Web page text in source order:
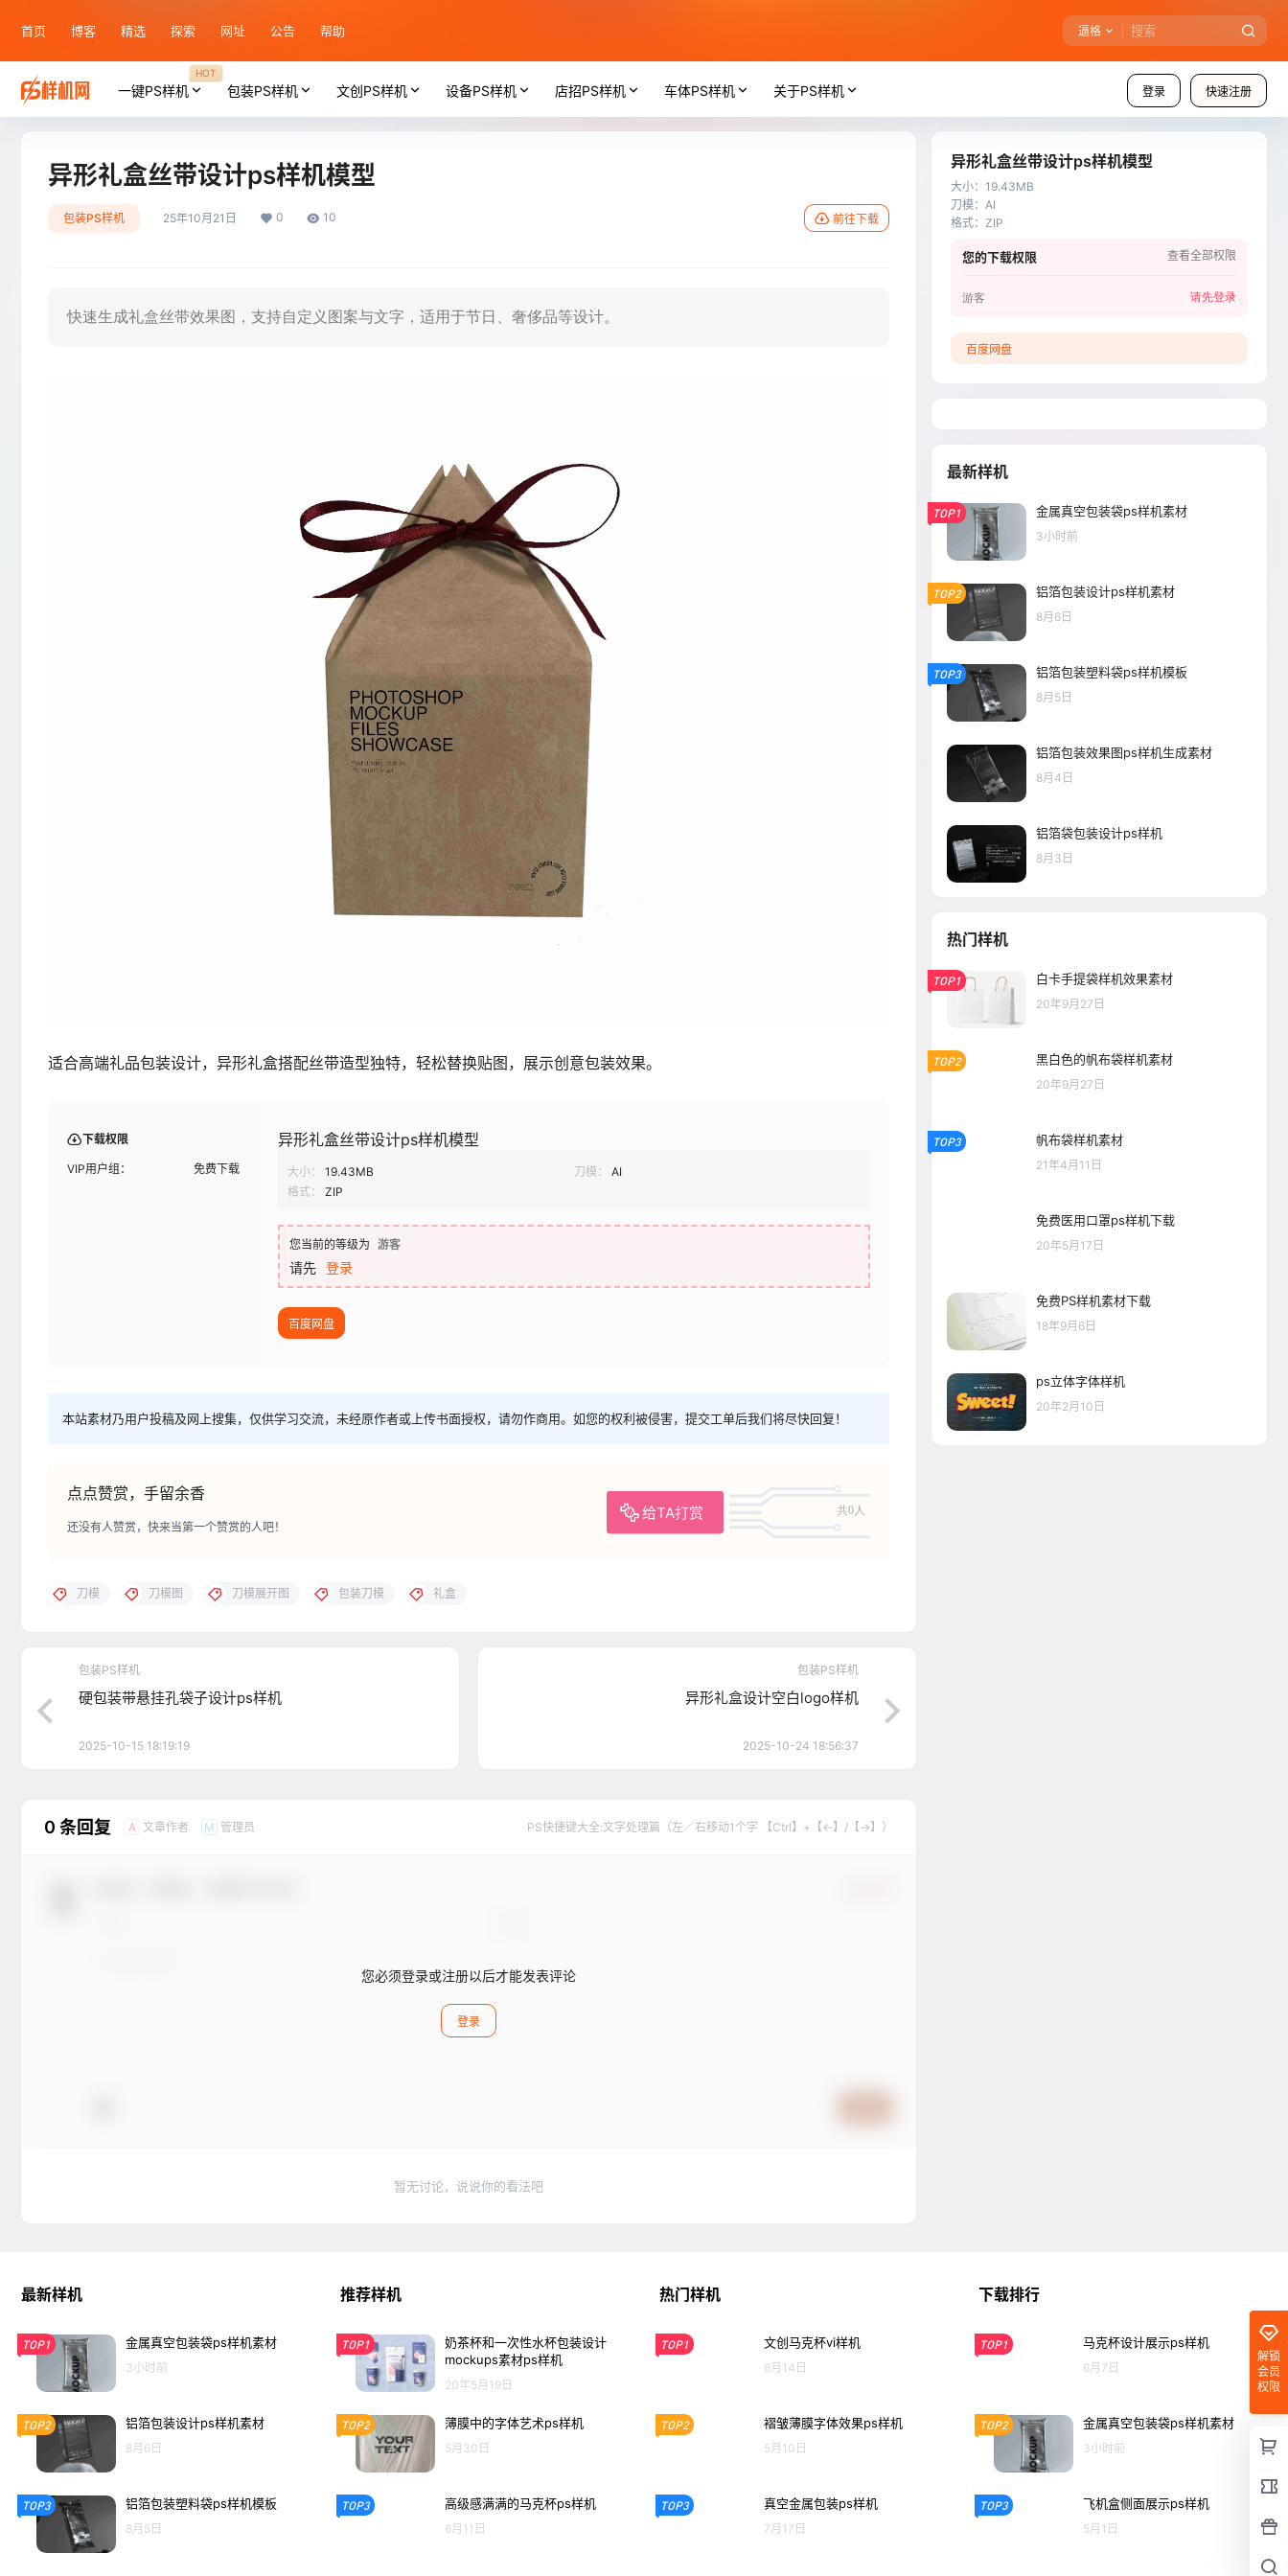
首页 博客 精选 探索 网址 公告 帮助 逼格
登录 快速注册
一键PS样机
HOT
包装PS样机 文创PS样机 设备PS样机 店招PS样机 车体PS样机 关于PS样机
异形礼盒丝带设计ps样机模型
包装PS样机 25年10月21日 0 10 前往下载
快速生成礼盒丝带效果图，支持自定义图案与文字，适用于节日、奢侈品等设计。
适合高端礼品包装设计，异形礼盒搭配丝带造型独特，轻松替换贴图，展示创意包装效果。
下载权限
VIP用户组： 免费下载
异形礼盒丝带设计ps样机模型
大小： 19.43MB 刀模：
AI
格式：
ZIP
您当前的等级为 游客
请先 登录
百度网盘
本站素材乃用户投稿及网上搜集，仅供学习交流，未经原作者或上传书面授权，请勿作商用。如您的权利被侵害，提交工单后我们将尽快回复！
点点赞赏，手留余香
给TA打赏 共0人
还没有人赞赏，快来当第一个赞赏的人吧！
刀模 刀模图 刀模展开图 包装刀模 礼盒
包装PS样机
硬包装带悬挂孔袋子设计ps样机
2025-10-15 18:19:19
包装PS样机
异形礼盒设计空白logo样机
2025-10-24 18:56:37
0 条回复 A 文章作者 M 管理员 PS快捷键大全:文字处理篇（左／右移动1个字 【Ctrl】+【←】/【→】）
您必须登录或注册以后才能发表评论
登录
暂无讨论，说说你的看法吧
异形礼盒丝带设计ps样机模型
大小： 19.43MB
刀模： AI
格式： ZIP
您的下载权限 查看全部权限
游客 请先登录
百度网盘
最新样机
TOP1 金属真空包装袋ps样机素材
3小时前
TOP2 铝箔包装设计ps样机素材
8月6日
TOP3 铝箔包装塑料袋ps样机模板
8月5日
铝箔包装效果图ps样机生成素材
8月4日
铝箔袋包装设计ps样机
8月3日
热门样机
TOP1 白卡手提袋样机效果素材
20年9月27日
TOP2 黑白色的帆布袋样机素材
20年9月27日
TOP3 帆布袋样机素材
21年4月11日
免费医用口罩ps样机下载
20年5月17日
免费PS样机素材下载
18年9月6日
ps立体字体样机
20年2月10日
解锁
会员
权限
最新样机
TOP1 金属真空包装袋ps样机素材
3小时前
TOP2 铝箔包装设计ps样机素材
8月6日
TOP3 铝箔包装塑料袋ps样机模板
8月5日
推荐样机
TOP1
奶茶杯和一次性水杯包装设计
mockups素材ps样机
20年5月19日
TOP2 薄膜中的字体艺术ps样机
5月30日
TOP3 高级感满满的马克杯ps样机
6月11日
热门样机
TOP1 文创马克杯vi样机
6月14日
TOP2 褶皱薄膜字体效果ps样机
5月10日
TOP3 真空金属包装ps样机
7月17日
下载排行
TOP1 马克杯设计展示ps样机
6月7日
TOP2 金属真空包装袋ps样机素材
3小时前
TOP3 飞机盒侧面展示ps样机
5月1日